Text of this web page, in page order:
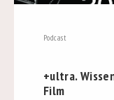
Podcast
+ultra.
Film